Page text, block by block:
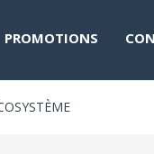
PROMOTIONS